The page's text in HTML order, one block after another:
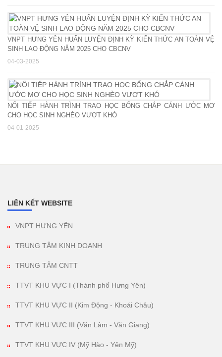
VNPT HƯNG YÊN HUẤN LUYỆN ĐỊNH KỲ KIẾN THỨC AN TOÀN VỆ
SINH LAO ĐỘNG NĂM 2025 CHO CBCNV
04-03-2025
NỐI TIẾP HÀNH TRÌNH TRAO HỌC BỔNG CHẮP CÁNH ƯỚC MƠ
CHO HỌC SINH NGHÈO VƯỢT KHÓ
04-01-2025
LIÊN KẾT WEBSITE
VNPT HƯNG YÊN
TRUNG TÂM KINH DOANH
TRUNG TÂM CNTT
TTVT KHU VỰC I (Thành phố Hưng Yên)
TTVT KHU VỰC II (Kim Động - Khoái Châu)
TTVT KHU VỰC III (Văn Lâm - Văn Giang)
TTVT KHU VỰC IV (Mỹ Hào - Yên Mỹ)